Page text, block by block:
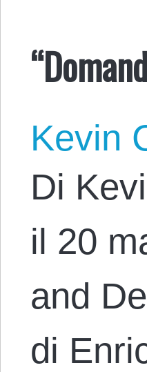
Kevin
Di
il 20
and
di